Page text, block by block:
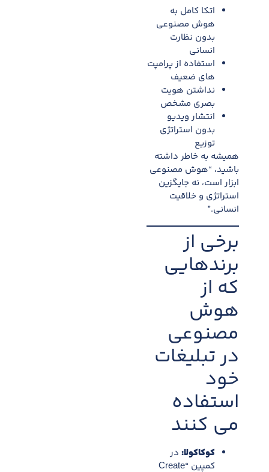
اتکا کامل به
هوش مصنوعی
بدون نظارت
انسانی
استفاده از پرامپت
های ضعیف
نداشتن هویت
بصری مشخص
انتشار ویدیو
بدون استراتژی
توزیع
همیشه به خاطر داشته
باشید، “هوش مصنوعی
ابزار است، نه جایگزین
استراتژی و خلاقیت
انسانی.”
برخی از
برندهایی
که از
هوش
مصنوعی
در تبلیغات
خود
استفاده
می کنند
کوکاکولا: در
کمپین “Create